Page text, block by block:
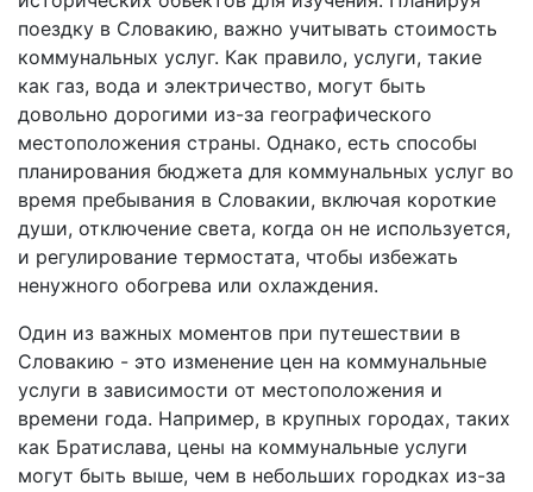
поездку в Словакию, важно учитывать стоимость
коммунальных услуг. Как правило, услуги, такие
как газ, вода и электричество, могут быть
довольно дорогими из-за географического
местоположения страны. Однако, есть способы
планирования бюджета для коммунальных услуг во
время пребывания в Словакии, включая короткие
души, отключение света, когда он не используется,
и регулирование термостата, чтобы избежать
ненужного обогрева или охлаждения.
Один из важных моментов при путешествии в
Словакию - это изменение цен на коммунальные
услуги в зависимости от местоположения и
времени года. Например, в крупных городах, таких
как Братислава, цены на коммунальные услуги
могут быть выше, чем в небольших городках из-за